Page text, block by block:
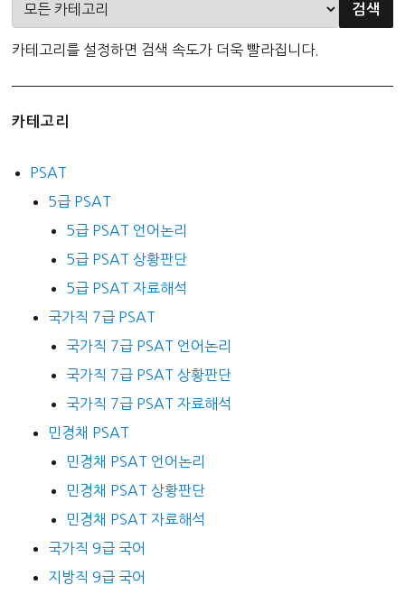
카테고리를 설정하면 검색 속도가 더욱 빨라집니다.
카테고리
PSAT
5급 PSAT
5급 PSAT 언어논리
5급 PSAT 상황판단
5급 PSAT 자료해석
국가직 7급 PSAT
국가직 7급 PSAT 언어논리
국가직 7급 PSAT 상황판단
국가직 7급 PSAT 자료해석
민경채 PSAT
민경채 PSAT 언어논리
민경채 PSAT 상황판단
민경채 PSAT 자료해석
국가직 9급 국어
지방직 9급 국어